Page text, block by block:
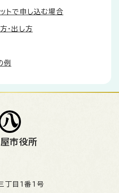
トで申し込む場合
・出し方
例
市役所
丁目1番1号